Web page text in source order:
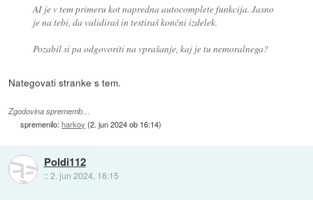
AI je v tem primeru kot napredna autocomplete funkcija. Jasno
je na tebi, da validiraš in testiraš končni izdelek.
Pozabil si pa odgovoriti na vprašanje, kaj je tu nemoralnega?
Nategovati stranke s tem.
Zgodovina sprememb…
spremenilo:harkoy (2. jun 2024 ob 16:14)
Poldi112
::2. jun 2024, 16:15